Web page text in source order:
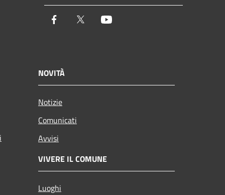
Facebook Twitter
NOVITÀ
Notizie
Comunicati
Avvisi
VIVERE IL COMUNE
Luoghi